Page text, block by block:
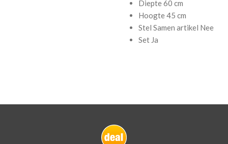
Diepte60 cm
Hoogte45 cm
Stel Samen artikel Nee
Set Ja